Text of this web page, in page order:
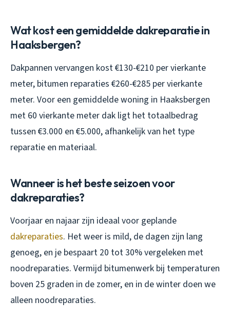
Wat kost een gemiddelde dakreparatie in
Haaksbergen?
Dakpannen vervangen kost €130-€210 per vierkante
meter, bitumen reparaties €260-€285 per vierkante
meter. Voor een gemiddelde woning in Haaksbergen
met 60 vierkante meter dak ligt het totaalbedrag
tussen €3.000 en €5.000, afhankelijk van het type
reparatie en materiaal.
Wanneer is het beste seizoen voor
dakreparaties?
Voorjaar en najaar zijn ideaal voor geplande
dakreparaties. Het weer is mild, de dagen zijn lang
genoeg, en je bespaart 20 tot 30% vergeleken met
noodreparaties. Vermijd bitumenwerk bij temperaturen
boven 25 graden in de zomer, en in de winter doen we
alleen noodreparaties.